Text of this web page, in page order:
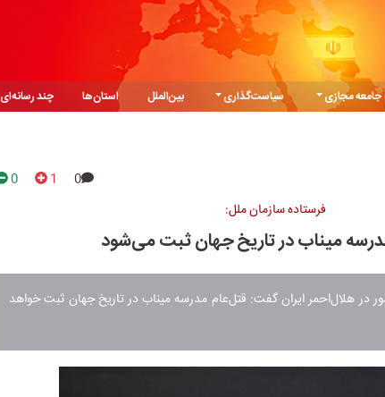
جامعه مجازی سیاست‌گذاری بین‌الملل استان‌ها
چند رسانه‌ای
0
1
0
فرستاده سازمان ملل:
میناب در تاریخ جهان ثبت می‌شود
در هلال‌احمر ایران گفت: قتل‌عام مدرسه میناب در تاریخ جهان ثبت خواهد